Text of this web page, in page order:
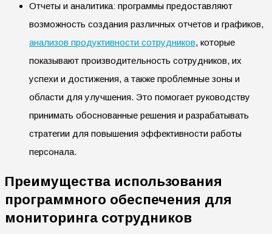
Отчеты и аналитика: программы предоставляют
возможность создания различных отчетов и графиков,
анализов продуктивности сотрудников, которые
показывают производительность сотрудников, их
успехи и достижения, а также проблемные зоны и
области для улучшения. Это помогает руководству
принимать обоснованные решения и разрабатывать
стратегии для повышения эффективности работы
персонала.
Преимущества использования
программного обеспечения для
мониторинга сотрудников